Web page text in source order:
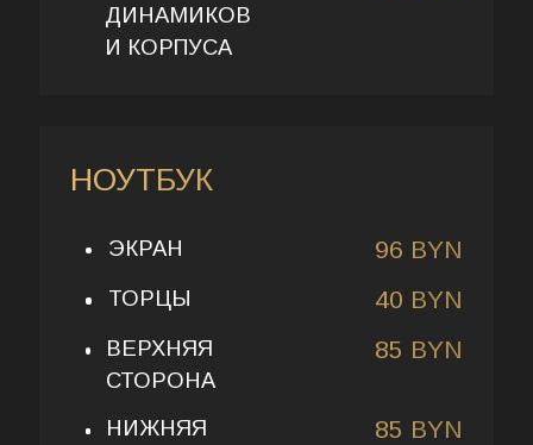
ДИНАМИКОВ
И КОРПУСА
НОУТБУК
ЭКРАН 96 BYN
ТОРЦЫ 40 BYN
ВЕРХНЯЯ
СТОРОНА
85 BYN
НИЖНЯЯ
85 BYN